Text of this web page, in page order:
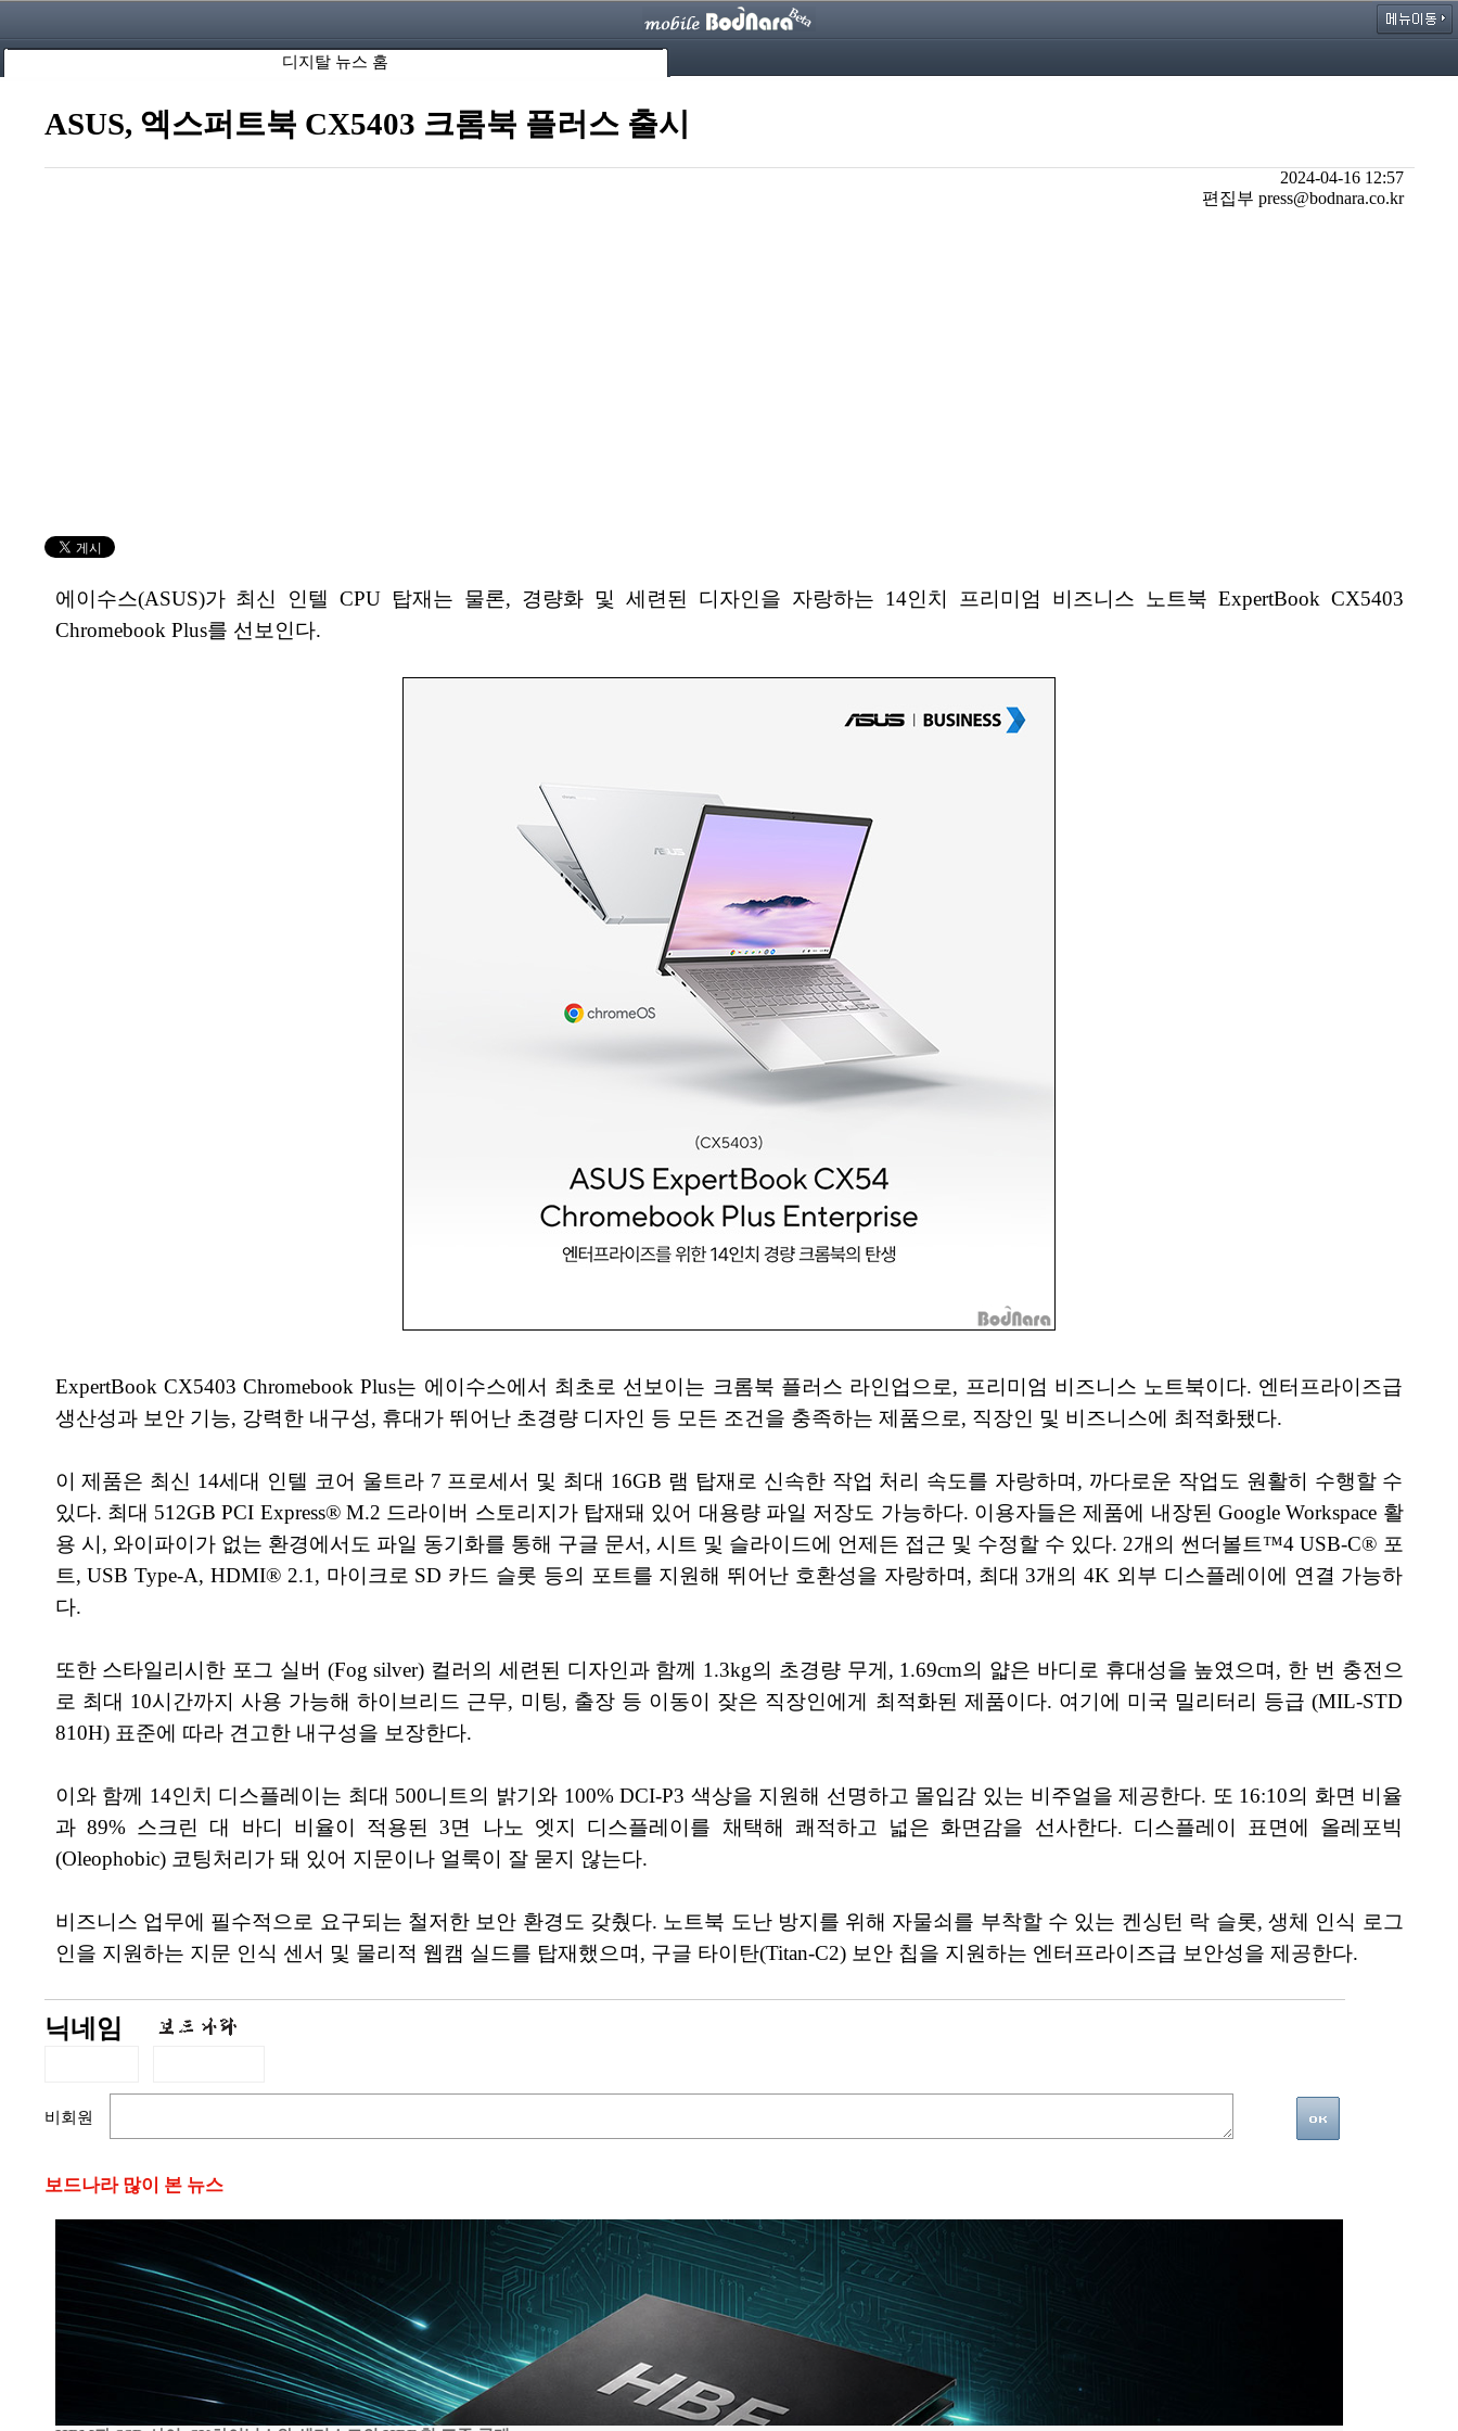
디지탈 뉴스 홈
ASUS, 엑스퍼트북 CX5403 크롬북 플러스 출시
2024-04-16 12:57
편집부 press@bodnara.co.kr
에이수스(ASUS)가 최신 인텔 CPU 탑재는 물론, 경량화 및 세련된 디자인을 자랑하는 14인치 프리미엄 비즈니스 노트북 ExpertBook CX5403
Chromebook Plus를 선보인다.
ExpertBook CX5403 Chromebook Plus는 에이수스에서 최초로 선보이는 크롬북 플러스 라인업으로, 프리미엄 비즈니스 노트북이다. 엔터프라이즈급
생산성과 보안 기능, 강력한 내구성, 휴대가 뛰어난 초경량 디자인 등 모든 조건을 충족하는 제품으로, 직장인 및 비즈니스에 최적화됐다.
이 제품은 최신 14세대 인텔 코어 울트라 7 프로세서 및 최대 16GB 램 탑재로 신속한 작업 처리 속도를 자랑하며, 까다로운 작업도 원활히 수행할 수
있다. 최대 512GB PCI Express® M.2 드라이버 스토리지가 탑재돼 있어 대용량 파일 저장도 가능하다. 이용자들은 제품에 내장된 Google Workspace 활
용 시, 와이파이가 없는 환경에서도 파일 동기화를 통해 구글 문서, 시트 및 슬라이드에 언제든 접근 및 수정할 수 있다. 2개의 썬더볼트™4 USB-C® 포
트, USB Type-A, HDMI® 2.1, 마이크로 SD 카드 슬롯 등의 포트를 지원해 뛰어난 호환성을 자랑하며, 최대 3개의 4K 외부 디스플레이에 연결 가능하
다.
또한 스타일리시한 포그 실버 (Fog silver) 컬러의 세련된 디자인과 함께 1.3kg의 초경량 무게, 1.69cm의 얇은 바디로 휴대성을 높였으며, 한 번 충전으
로 최대 10시간까지 사용 가능해 하이브리드 근무, 미팅, 출장 등 이동이 잦은 직장인에게 최적화된 제품이다. 여기에 미국 밀리터리 등급 (MIL-STD
810H) 표준에 따라 견고한 내구성을 보장한다.
이와 함께 14인치 디스플레이는 최대 500니트의 밝기와 100% DCI-P3 색상을 지원해 선명하고 몰입감 있는 비주얼을 제공한다. 또 16:10의 화면 비율
과 89% 스크린 대 바디 비율이 적용된 3면 나노 엣지 디스플레이를 채택해 쾌적하고 넓은 화면감을 선사한다. 디스플레이 표면에 올레포빅
(Oleophobic) 코팅처리가 돼 있어 지문이나 얼룩이 잘 묻지 않는다.
비즈니스 업무에 필수적으로 요구되는 철저한 보안 환경도 갖췄다. 노트북 도난 방지를 위해 자물쇠를 부착할 수 있는 켄싱턴 락 슬롯, 생체 인식 로그
인을 지원하는 지문 인식 센서 및 물리적 웹캠 실드를 탑재했으며, 구글 타이탄(Titan-C2) 보안 칩을 지원하는 엔터프라이즈급 보안성을 제공한다.
닉네임
비회원
보드나라 많이 본 뉴스